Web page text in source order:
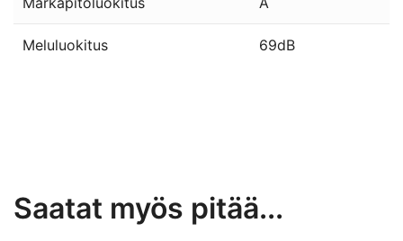
Meluluokitus 69dB
Saatat myös pitää...